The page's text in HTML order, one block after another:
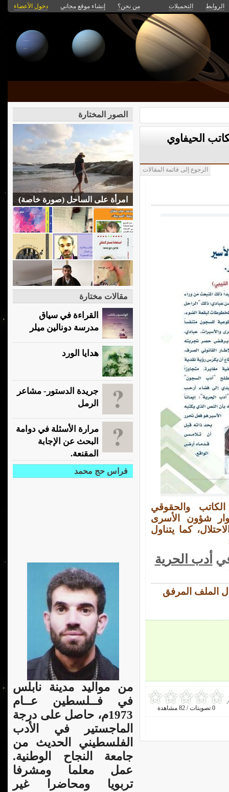
الروابط التحميلات من نحن؟ إنشاء موقع مجاني دخول الأعضاء
عدد 89 مع الكاتب الحيفاوي
الرجوع إلى قائمة المقالات
والحقوقي
شؤون الأسرى
كما يتناول
أدب الحرية
الملف المرفق
0 تصويتات / 82 مشاهدة
الصور المختارة
امرأة على الساحل (صورة خاصة)
مقالات مختارة
القراءة في سياق
مدرسة دونالين ميلر
هدايا الورد
جريدة الدستور- مشاعر
الرمل
مرارة الأسئلة في دوامة
البحث عن الإجابة
المقنعة.
فراس حج محمد
من مواليد مدينة نابلس
في فــلسطين عــام
1973م، حاصل على درجة
الماجستير في الأدب
الفلسطيني الحديث من
جامعة النجاح الوطنية.
عمل معلما ومشرفا
تربويا ومحاضرا غير